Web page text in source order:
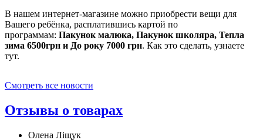
В нашем интернет-магазине можно приобрести вещи для
Вашего ребёнка, расплатившись картой по
программам: Пакунок малюка, Пакунок школяра, Тепла
зима 6500грн и До року 7000 грн. Как это сделать, узнаете
тут.
Смотреть все новости
Отзывы о товарах
Олена Ліщук